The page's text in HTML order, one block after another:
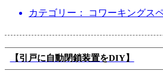
カテゴリー： コワーキングス
【引戸に自動閉鎖装置をDIY】